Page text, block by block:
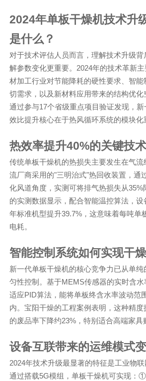
2024年单板干燥机技术升
是什么？
对于技术评估人员而言，理解技术升级背
解参数变化更重要。2024年的技术革新
材加工行业对节能降耗的硬性要求、智能
切需求，以及新材料应用带来的结构优
通过参与17个省级重点项目验证发现，
效比提升核心在于热风循环系统的模块化
热效率提升40%的关键技
传统单板干燥机的热损失主要发生在气流
流厂商采用的"三明治式"热回收装置，通
化风道角度，实测可将排气热损失从35%
的实测数据显示，配合智能温控算法，设
年标准机型提升39.7%，这意味着每吨单
电耗。
智能控制系统如何实现干
新一代单板干燥机的核心竞争力已从单
匀性控制。基于MEMS传感器的实时含
适应PID算法，能将单板终含水率波动范
内。宝阳干燥的工程案例表明，这种精
的废品率下降约23%，特别适合高端家具
设备互联带来的运维模式
2024年技术升级最显著的特征是工业物联
通过搭载5G模组，单板干燥机可实现：